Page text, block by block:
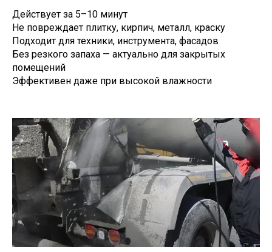
Действует за 5–10 минут
Не повреждает плитку, кирпич, металл, краску
Подходит для техники, инструмента, фасадов
Без резкого запаха — актуально для закрытых
помещений
Эффективен даже при высокой влажности